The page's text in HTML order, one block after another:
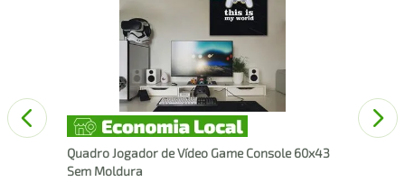
Quadro Jogador de Vídeo Game Console 60x43
Sem Moldura